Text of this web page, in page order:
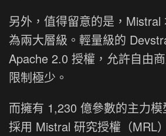
另外，值得留意的是，Mistral
為兩大層級。輕量級的
Apache 2.0 授權，允許自由
限制極少。
而擁有 1,230 億參數的主力
採用 Mistral 研究授權（MRL